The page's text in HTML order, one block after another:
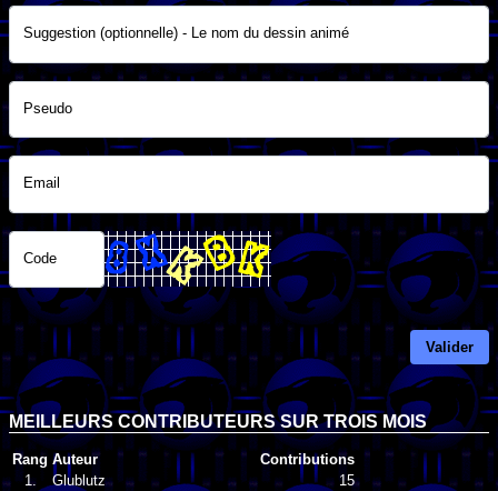
Suggestion (optionnelle) - Le nom du dessin animé
Pseudo
Email
Code
Valider
MEILLEURS CONTRIBUTEURS SUR TROIS MOIS
Rang Auteur
Contributions
1.
Glublutz
15